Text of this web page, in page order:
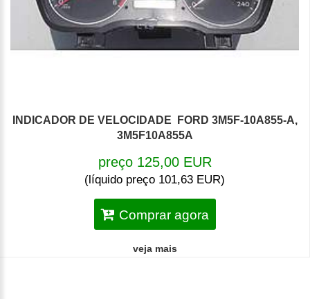
INDICADOR DE VELOCIDADE FORD 3M5F-10A855-A,
3M5F10A855A
preço 125,00 EUR
(líquido preço 101,63 EUR)
Comprar agora
veja mais